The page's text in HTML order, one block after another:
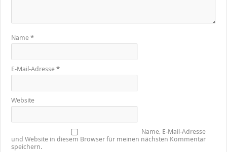
Name*
E-Mail-Adresse*
Website
Name, E-Mail-Adresse
und Website in diesem Browser für meinen nächsten Kommentar
speichern.